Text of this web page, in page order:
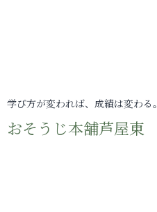
学び方が変われば、成績は変わる。
おそうじ本舗芦屋東